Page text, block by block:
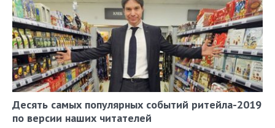
Десять самых популярных событий ритейла-2019
по версии наших читателей